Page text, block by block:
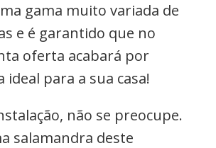
gama muito variada de
e é garantido que no
oferta acabará por
ideal para a sua casa!
não se preocupe.
salamandra deste